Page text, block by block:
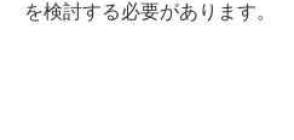
を検討する必要があります。